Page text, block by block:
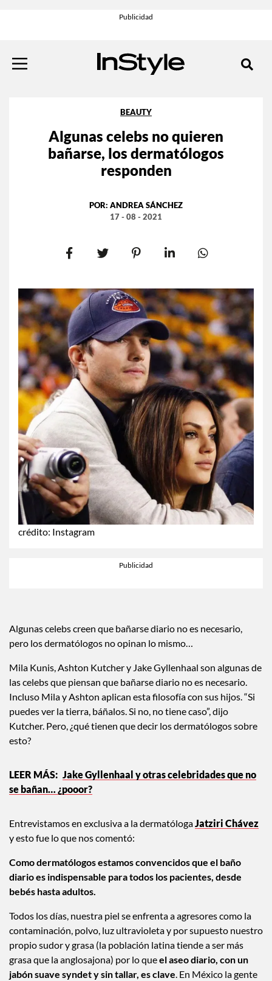
crédito: Instagram
BEAUTY
Algunas celebs no quieren
bañarse, los dermatólogos
responden
POR: ANDREA SÁNCHEZ
17 - 08 - 2021
Algunas celebs creen que bañarse diario no es necesario,
pero los dermatólogos no opinan lo mismo…
Mila Kunis, Ashton Kutcher y Jake Gyllenhaal son algunas de
las celebs que piensan que bañarse diario no es necesario.
Incluso Mila y Ashton aplican esta filosofía con sus hijos. “Si
puedes ver la tierra, báñalos. Si no, no tiene caso”, dijo
Kutcher. Pero, ¿qué tienen que decir los dermatólogos sobre
esto?
Jake Gyllenhaal y otras celebridades que no
se bañan… ¿pooor?
Entrevistamos en exclusiva a la dermatólogaJatziri Chávez
y esto fue lo que nos comentó:
Como dermatólogos estamos convencidos que el baño
diario es indispensable para todos los pacientes, desde
bebés hasta adultos.
Todos los días, nuestra piel se enfrenta a agresores como la
contaminación, polvo, luz ultravioleta y por supuesto nuestro
propio sudor y grasa (la población latina tiende a ser más
grasa que la anglosajona) por lo queel aseo diario, con un
jabón suave syndet y sin tallar, es clave. En México la gente